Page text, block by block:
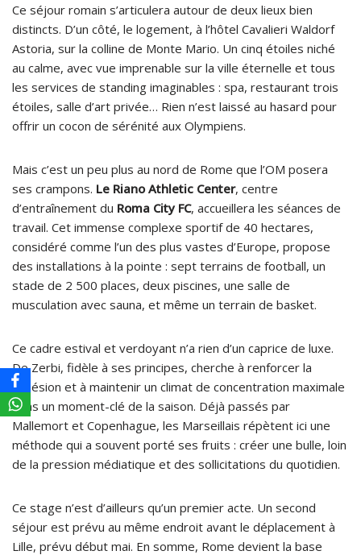
Ce séjour romain s’articulera autour de deux lieux bien
distincts. D’un côté, le logement, à l’hôtel Cavalieri Waldorf
Astoria, sur la colline de Monte Mario. Un cinq étoiles niché
au calme, avec vue imprenable sur la ville éternelle et tous
les services de standing imaginables : spa, restaurant trois
étoiles, salle d’art privée… Rien n’est laissé au hasard pour
offrir un cocon de sérénité aux Olympiens.
Mais c’est un peu plus au nord de Rome que l’OM posera
ses crampons. Le Riano Athletic Center, centre
d’entraînement du Roma City FC, accueillera les séances de
travail. Cet immense complexe sportif de 40 hectares,
considéré comme l’un des plus vastes d’Europe, propose
des installations à la pointe : sept terrains de football, un
stade de 2 500 places, deux piscines, une salle de
musculation avec sauna, et même un terrain de basket.
Ce cadre estival et verdoyant n’a rien d’un caprice de luxe.
De Zerbi, fidèle à ses principes, cherche à renforcer la
cohésion et à maintenir un climat de concentration maximale
dans un moment-clé de la saison. Déjà passés par
Mallemort et Copenhague, les Marseillais répètent ici une
méthode qui a souvent porté ses fruits : créer une bulle, loin
de la pression médiatique et des sollicitations du quotidien.
Ce stage n’est d’ailleurs qu’un premier acte. Un second
séjour est prévu au même endroit avant le déplacement à
Lille, prévu début mai. En somme, Rome devient la base